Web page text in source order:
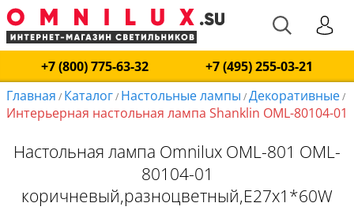
+7 (800) 775-63-32
+7 (495) 255-03-21
Главная / Каталог/ Настольные лампы /Декоративные/
Интерьерная настольная лампа Shanklin OML-80104-01
Настольная лампа Omnilux OML-801 OML-
80104-01
коричневый,разноцветный,E27x1*60W